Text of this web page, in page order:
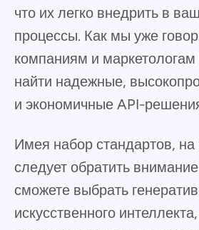
что их легко внедрить в
процессы. Как мы уже
компаниям и маркетологам
найти надежные,
и экономичные API-
Имея набор стандартов, на
следует обратить
сможете выбрать
искусственного